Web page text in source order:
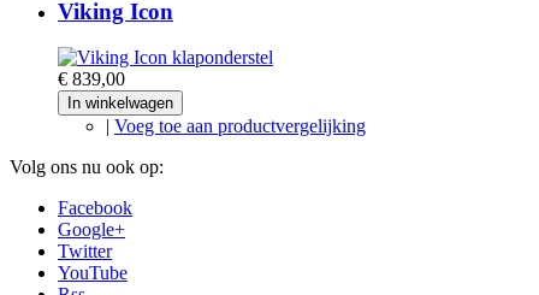
Viking Icon
€ 839,00
In winkelwagen
| Voeg toe aan productvergelijking
Volg ons nu ook op:
Facebook
Google+
Twitter
YouTube